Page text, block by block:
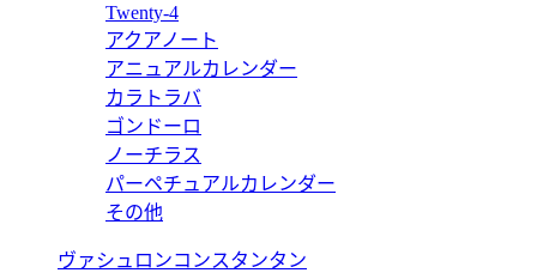
Twenty-4
アクアノート
アニュアルカレンダー
カラトラバ
ゴンドーロ
ノーチラス
パーペチュアルカレンダー
その他
ヴァシュロンコンスタンタン